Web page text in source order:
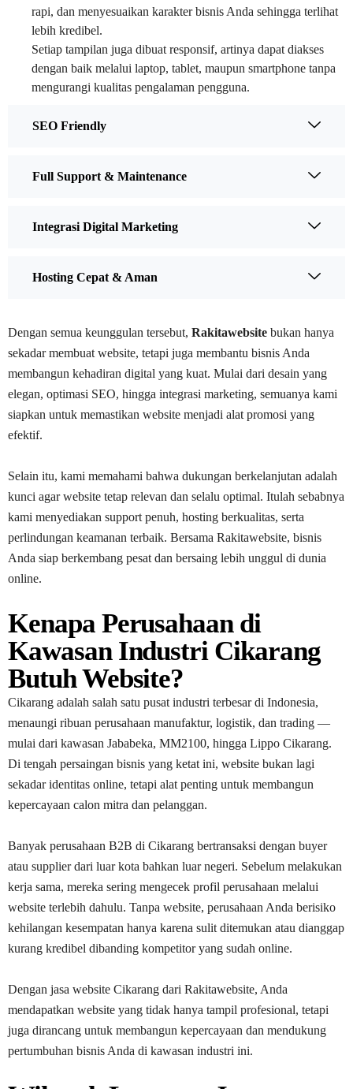
rapi, dan menyesuaikan karakter bisnis Anda sehingga terlihat
lebih kredibel.
Setiap tampilan juga dibuat responsif, artinya dapat diakses
dengan baik melalui laptop, tablet, maupun smartphone tanpa
mengurangi kualitas pengalaman pengguna.
SEO Friendly
Full Support & Maintenance
Integrasi Digital Marketing
Hosting Cepat & Aman
Dengan semua keunggulan tersebut, Rakitawebsite bukan hanya
sekadar membuat website, tetapi juga membantu bisnis Anda
membangun kehadiran digital yang kuat. Mulai dari desain yang
elegan, optimasi SEO, hingga integrasi marketing, semuanya kami
siapkan untuk memastikan website menjadi alat promosi yang
efektif.
Selain itu, kami memahami bahwa dukungan berkelanjutan adalah
kunci agar website tetap relevan dan selalu optimal. Itulah sebabnya
kami menyediakan support penuh, hosting berkualitas, serta
perlindungan keamanan terbaik. Bersama Rakitawebsite, bisnis
Anda siap berkembang pesat dan bersaing lebih unggul di dunia
online.
Kenapa Perusahaan di
Kawasan Industri Cikarang
Butuh Website?
Cikarang adalah salah satu pusat industri terbesar di Indonesia,
menaungi ribuan perusahaan manufaktur, logistik, dan trading —
mulai dari kawasan Jababeka, MM2100, hingga Lippo Cikarang.
Di tengah persaingan bisnis yang ketat ini, website bukan lagi
sekadar identitas online, tetapi alat penting untuk membangun
kepercayaan calon mitra dan pelanggan.
Banyak perusahaan B2B di Cikarang bertransaksi dengan buyer
atau supplier dari luar kota bahkan luar negeri. Sebelum melakukan
kerja sama, mereka sering mengecek profil perusahaan melalui
website terlebih dahulu. Tanpa website, perusahaan Anda berisiko
kehilangan kesempatan hanya karena sulit ditemukan atau dianggap
kurang kredibel dibanding kompetitor yang sudah online.
Dengan jasa website Cikarang dari Rakitawebsite, Anda
mendapatkan website yang tidak hanya tampil profesional, tetapi
juga dirancang untuk membangun kepercayaan dan mendukung
pertumbuhan bisnis Anda di kawasan industri ini.